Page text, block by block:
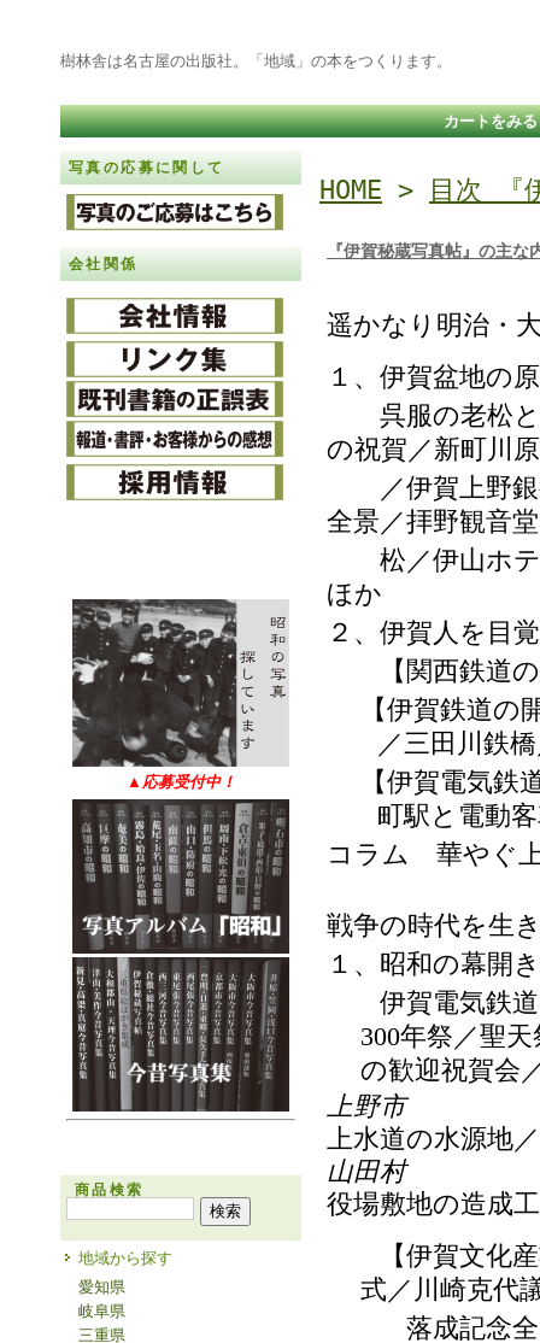
樹林舎は名古屋の出版社。「地域」の本をつくります。
カートをみる
写真の応募に関して
会社関係
▲ 応募受付中！
商品検索
地域から探す
愛知県
岐阜県
三重県
HOME > 目次 『
『伊賀秘蔵写真帖』の主な
遥かなり明治・
１、伊賀盆地の
呉服の老松と
の祝賀／新町川
／伊賀上野銀
全景／拝野観音
松／伊山ホテ
ほか
２、伊賀人を目
【関西鉄道の
【伊賀鉄道
／三田川鉄
【伊賀電気
町駅と電動
コラム 華やぐ
戦争の時代を生
１、昭和の幕開き
伊賀電気鉄道
300年祭／聖
の歓迎祝賀会
上野市
上水道の水源地
山田村
役場敷地の造成
【伊賀文化産
式／川崎克代
落成記念全国